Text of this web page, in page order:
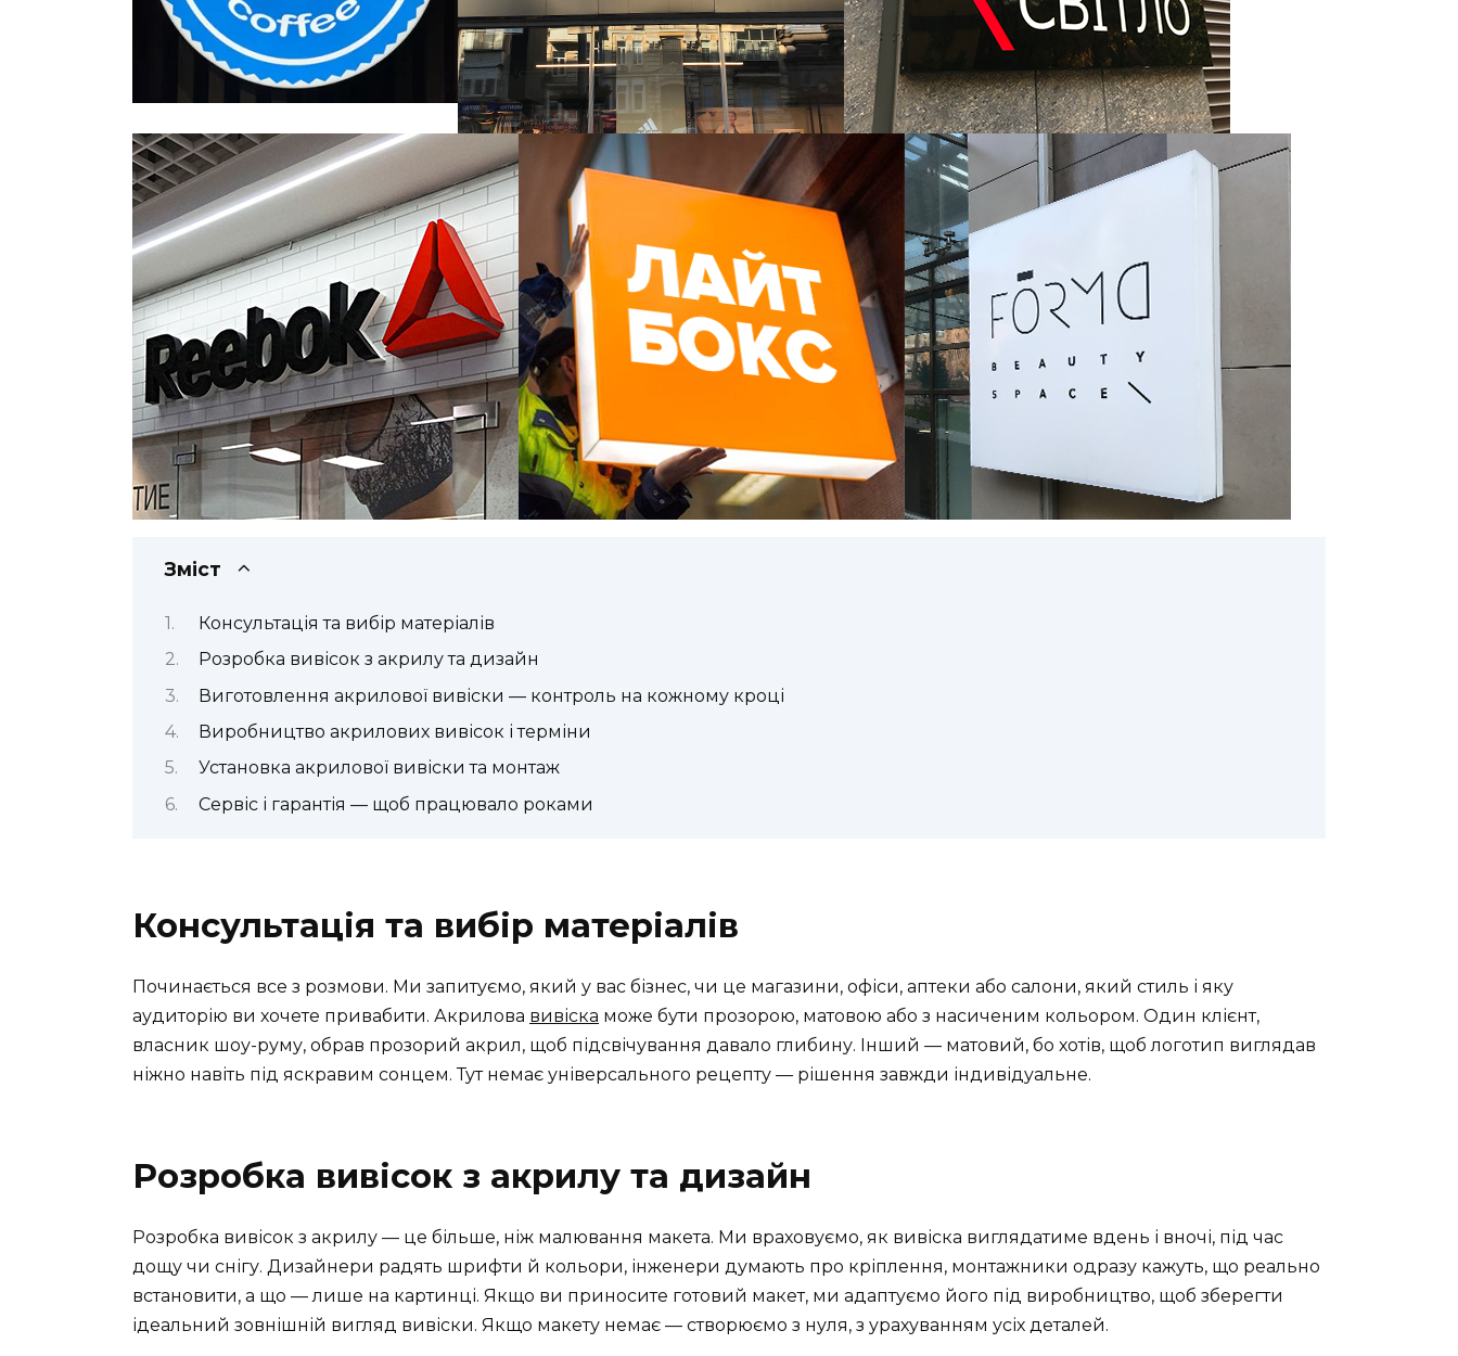
Зміст
Консультація та вибір матеріалів
Розробка вивісок з акрилу та дизайн
Виготовлення акрилової вивіски — контроль на кожному кроці
Виробництво акрилових вивісок і терміни
Установка акрилової вивіски та монтаж
Сервіс і гарантія — щоб працювало роками
Консультація та вибір матеріалів
Починається все з розмови. Ми запитуємо, який у вас бізнес, чи це магазини, офіси, аптеки або салони, який стиль і яку
аудиторію ви хочете привабити. Акрилова вивіска може бути прозорою, матовою або з насиченим кольором. Один клієнт,
власник шоу-руму, обрав прозорий акрил, щоб підсвічування давало глибину. Інший — матовий, бо хотів, щоб логотип виглядав
ніжно навіть під яскравим сонцем. Тут немає універсального рецепту — рішення завжди індивідуальне.
Розробка вивісок з акрилу та дизайн
Розробка вивісок з акрилу — це більше, ніж малювання макета. Ми враховуємо, як вивіска виглядатиме вдень і вночі, під час
дощу чи снігу. Дизайнери радять шрифти й кольори, інженери думають про кріплення, монтажники одразу кажуть, що реально
встановити, а що — лише на картинці. Якщо ви приносите готовий макет, ми адаптуємо його під виробництво, щоб зберегти
ідеальний зовнішній вигляд вивіски. Якщо макету немає — створюємо з нуля, з урахуванням усіх деталей.